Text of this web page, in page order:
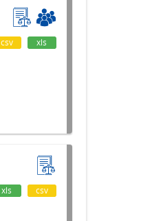
csv xls
xls csv